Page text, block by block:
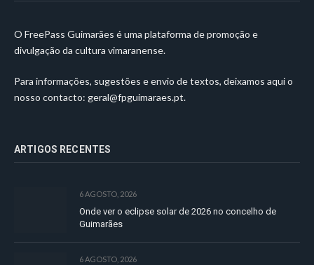
O FreePass Guimarães é uma plataforma de promoção e
divulgação da cultura vimaranense.
Para informações, sugestões e envio de textos, deixamos aqui o
nosso contacto: geral@fpguimaraes.pt.
ARTIGOS RECENTES
6 AGOSTO, 2026
Onde ver o eclipse solar de 2026 no concelho de
Guimarães
6 AGOSTO, 2026